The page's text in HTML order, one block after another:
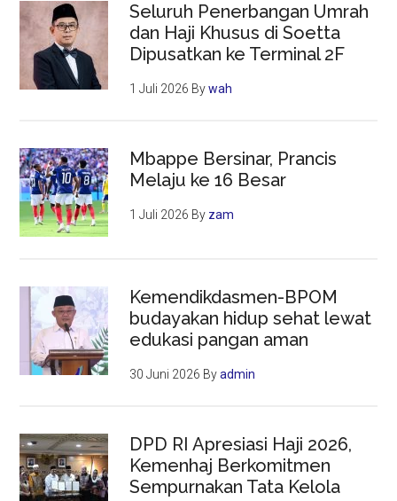
Seluruh Penerbangan Umrah
dan Haji Khusus di Soetta
Dipusatkan ke Terminal 2F
1 Juli 2026 Bywah
Mbappe Bersinar, Prancis
Melaju ke 16 Besar
1 Juli 2026 By zam
Kemendikdasmen-BPOM
budayakan hidup sehat lewat
edukasi pangan aman
30 Juni 2026 Byadmin
DPD RI Apresiasi Haji 2026,
Kemenhaj Berkomitmen
Sempurnakan Tata Kelola